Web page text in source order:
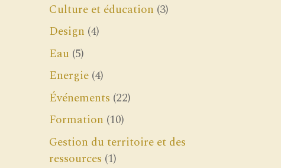
Culture et éducation (3)
Design (4)
Eau (5)
Energie (4)
Événements (22)
Formation (10)
Gestion du territoire et des
ressources (1)